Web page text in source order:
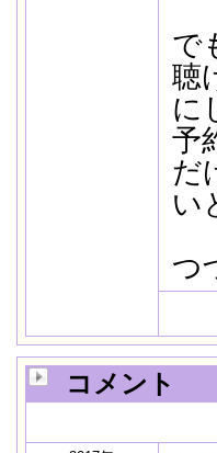
で
聴
に
予
だ
い
つ
コメント